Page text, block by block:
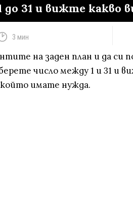
31 и вижте какво
3 мин
на заден план и да си
число между 1 и 31 и
имате нужда.